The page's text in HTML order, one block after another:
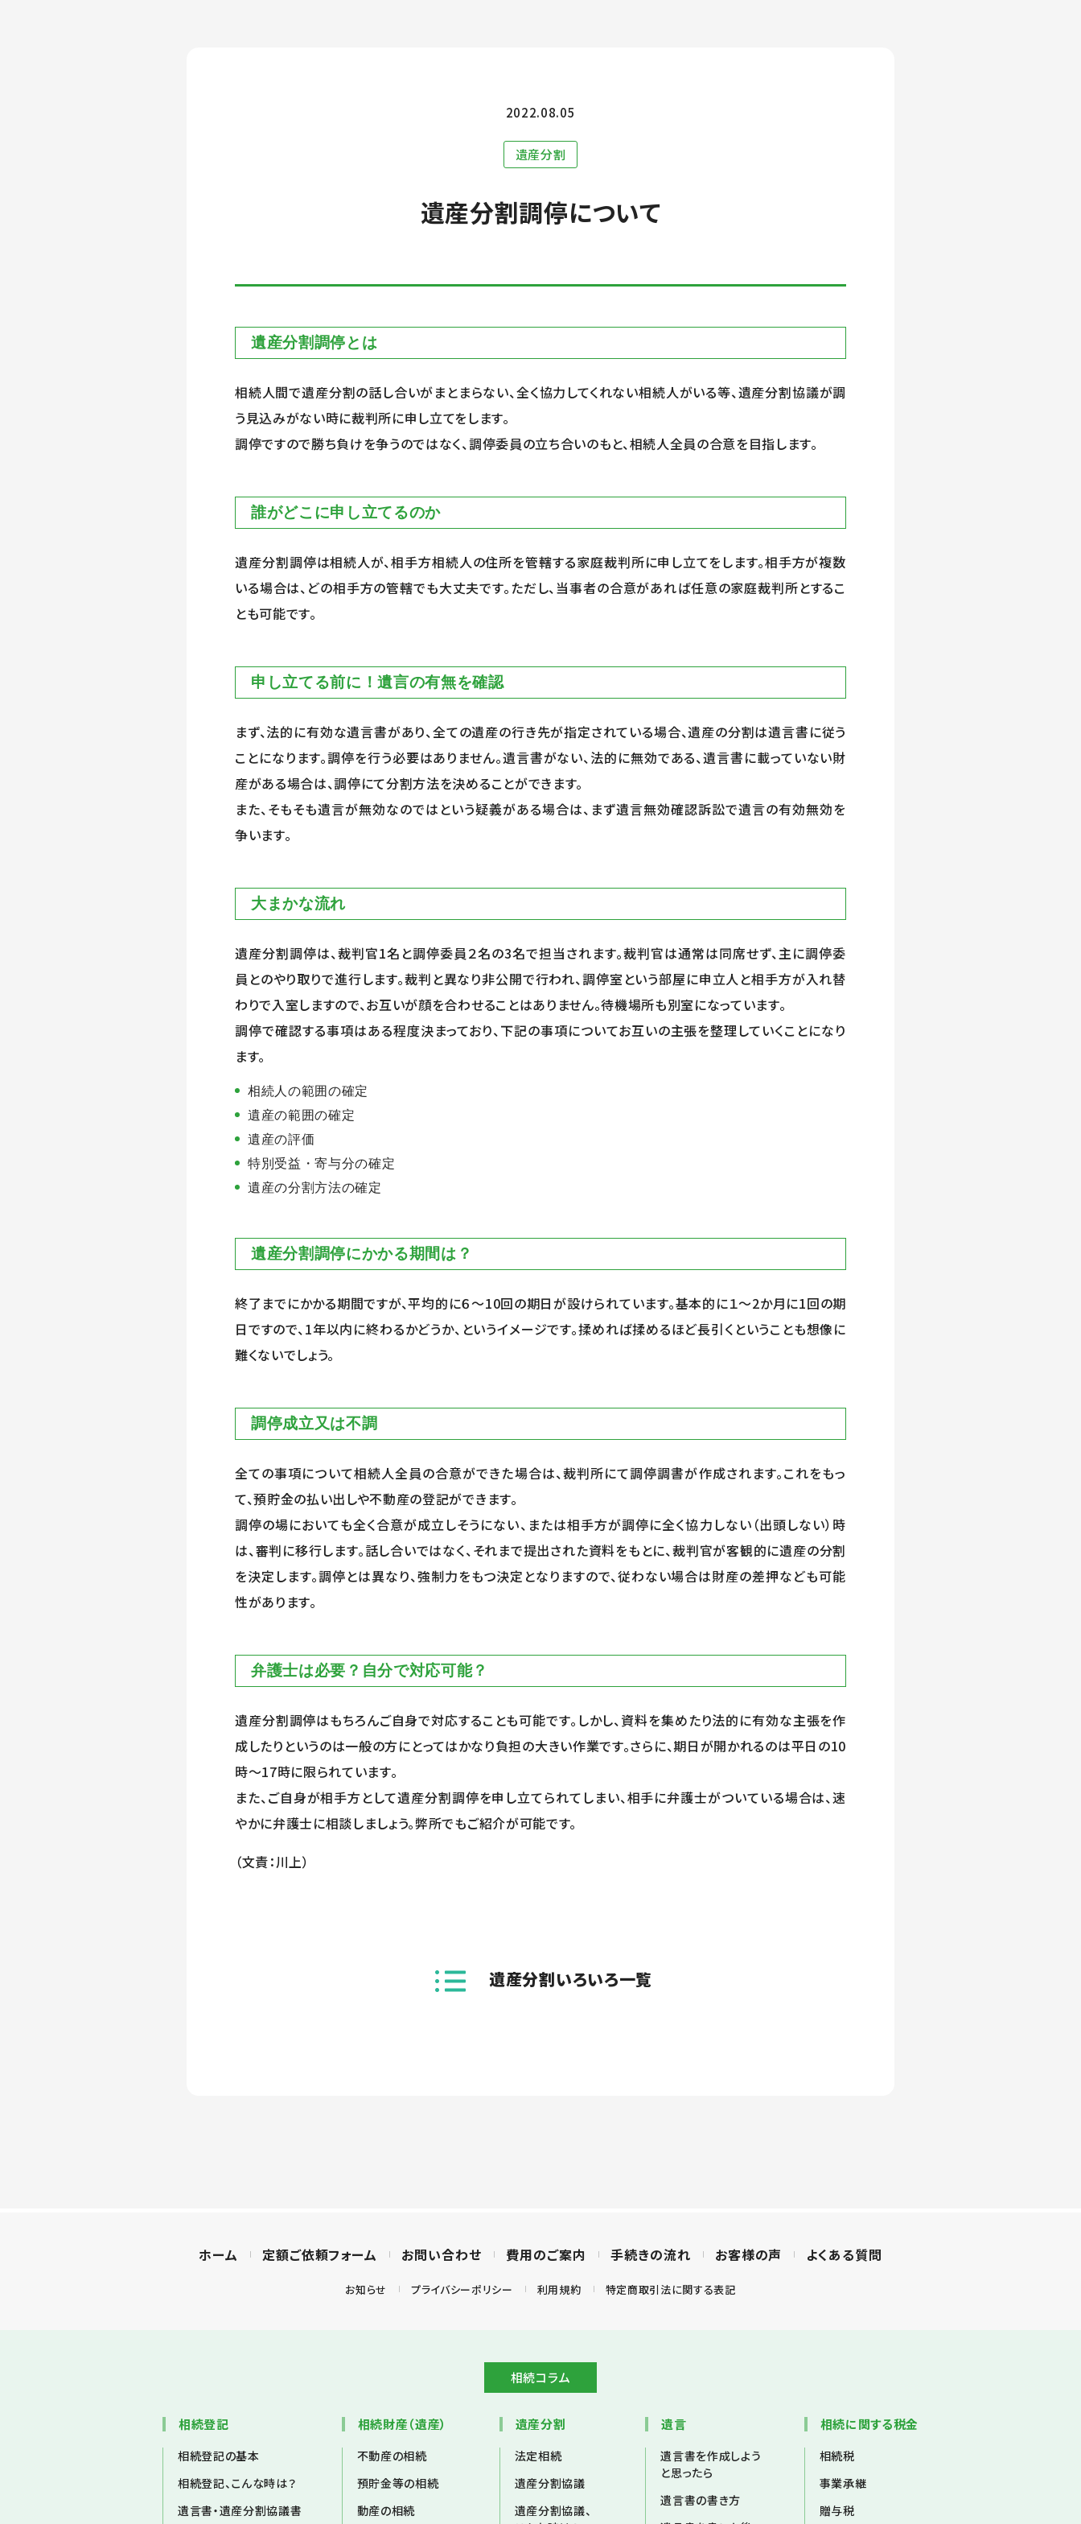
2022.08.05
遺産分割
遺産分割調停について
遺産分割調停とは
相続人間で遺産分割の話し合いがまとまらない、全く協力してくれない相続人がいる等、遺産分割協議が調
う見込みがない時に裁判所に申し立てをします。
調停ですので勝ち負けを争うのではなく、調停委員の立ち合いのもと、相続人全員の合意を目指します。
誰がどこに申し立てるのか
遺産分割調停は相続人が、相手方相続人の住所を管轄する家庭裁判所に申し立てをします。相手方が複数
いる場合は、どの相手方の管轄でも大丈夫です。ただし、当事者の合意があれば任意の家庭裁判所とするこ
とも可能です。
申し立てる前に！遺言の有無を確認
まず、法的に有効な遺言書があり、全ての遺産の行き先が指定されている場合、遺産の分割は遺言書に従う
ことになります。調停を行う必要はありません。遺言書がない、法的に無効である、遺言書に載っていない財
産がある場合は、調停にて分割方法を決めることができます。
また、そもそも遺言が無効なのではという疑義がある場合は、まず遺言無効確認訴訟で遺言の有効無効を
争います。
大まかな流れ
遺産分割調停は、裁判官1名と調停委員２名の3名で担当されます。裁判官は通常は同席せず、主に調停委
員とのやり取りで進行します。裁判と異なり非公開で行われ、調停室という部屋に申立人と相手方が入れ替
わりで入室しますので、お互いが顔を合わせることはありません。待機場所も別室になっています。
調停で確認する事項はある程度決まっており、下記の事項についてお互いの主張を整理していくことになり
ます。
相続人の範囲の確定
遺産の範囲の確定
遺産の評価
特別受益・寄与分の確定
遺産の分割方法の確定
遺産分割調停にかかる期間は？
終了までにかかる期間ですが、平均的に６～10回の期日が設けられています。基本的に１～2か月に1回の期
日ですので、1年以内に終わるかどうか、というイメージです。揉めれば揉めるほど長引くということも想像に
難くないでしょう。
調停成立又は不調
全ての事項について相続人全員の合意ができた場合は、裁判所にて調停調書が作成されます。これをもっ
て、預貯金の払い出しや不動産の登記ができます。
調停の場においても全く合意が成立しそうにない、または相手方が調停に全く協力しない（出頭しない）時
は、審判に移行します。話し合いではなく、それまで提出された資料をもとに、裁判官が客観的に遺産の分割
を決定します。調停とは異なり、強制力をもつ決定となりますので、従わない場合は財産の差押なども可能
性があります。
弁護士は必要？自分で対応可能？
遺産分割調停はもちろんご自身で対応することも可能です。しかし、資料を集めたり法的に有効な主張を作
成したりというのは一般の方にとってはかなり負担の大きい作業です。さらに、期日が開かれるのは平日の10
時～17時に限られています。
また、ご自身が相手方として遺産分割調停を申し立てられてしまい、相手に弁護士がついている場合は、速
やかに弁護士に相談しましょう。弊所でもご紹介が可能です。
（文責：川上）
遺産分割いろいろ一覧
ホーム 定額ご依頼フォーム お問い合わせ 費用のご案内 手続きの流れ お客様の声 よくある質問
お知らせ プライバシーポリシー 利用規約 特定商取引法に関する表記
相続コラム
相続登記
相続登記の基本
相続登記、こんな時は？
遺言書・遺産分割協議書
相続財産（遺産）
不動産の相続
預貯金等の相続
動産の相続
遺産分割
法定相続
遺産分割協議
遺産分割協議、
遺言
遺言書を作成しよう
と思ったら
遺言書の書き方
相続に関する税金
相続税
事業承継
贈与税